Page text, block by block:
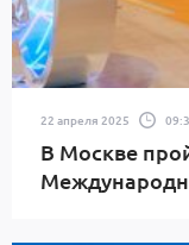
22 апреля 2025
В Москве